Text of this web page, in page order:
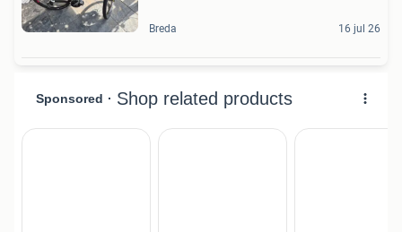
Breda 16 jul 26